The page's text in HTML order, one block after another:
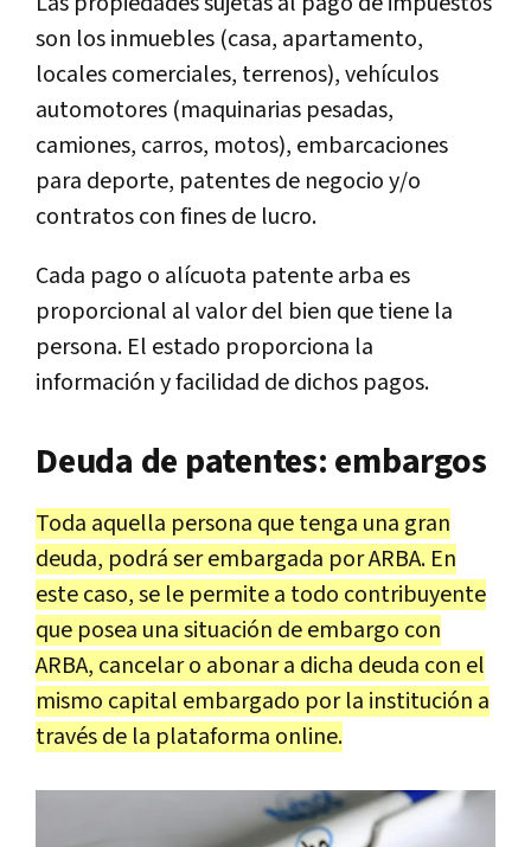
son los inmuebles (casa, apartamento,
locales comerciales, terrenos), vehículos
automotores (maquinarias pesadas,
camiones, carros, motos), embarcaciones
para deporte, patentes de negocio y/o
contratos con fines de lucro.
Cada pago o alícuota patente arba es
proporcional al valor del bien que tiene la
persona. El estado proporciona la
información y facilidad de dichos pagos.
Deuda de patentes: embargos
Toda aquella persona que tenga una gran
deuda, podrá ser embargada por ARBA. En
este caso, se le permite a todo contribuyente
que posea una situación de embargo con
ARBA, cancelar o abonar a dicha deuda con el
mismo capital embargado por la institución a
través de la plataforma online.